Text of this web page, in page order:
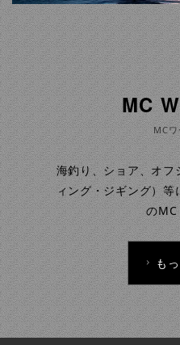
MC
MC
海釣り、ショア、オ
ィング・ジギング）
の
も